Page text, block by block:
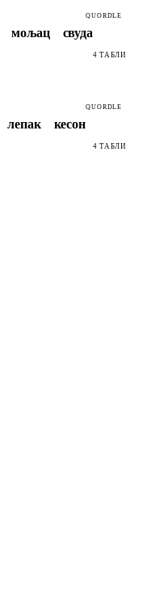
QUORDLE
мољац свуда
4 ТАБЛИ
QUORDLE
лепак кесон
4 ТАБЛИ